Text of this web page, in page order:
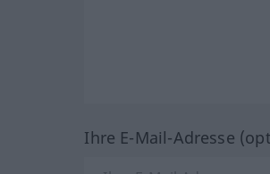
Ihre E-Mail-Adresse